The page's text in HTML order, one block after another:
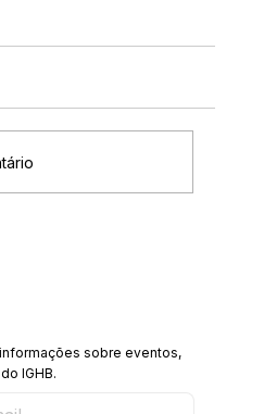
sobre eventos,
IGHB.